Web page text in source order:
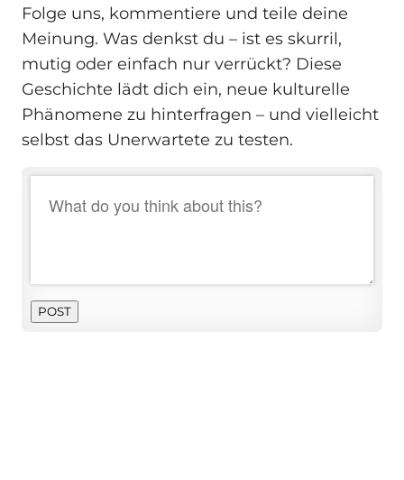
Folge uns, kommentiere und teile deine
Meinung. Was denkst du – ist es skurril,
mutig oder einfach nur verrückt? Diese
Geschichte lädt dich ein, neue kulturelle
Phänomene zu hinterfragen – und vielleicht
selbst das Unerwartete zu testen.
POST